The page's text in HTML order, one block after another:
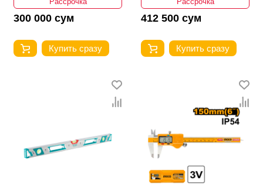
300 000 сум
Купить сразу
412 500 сум
Купить сразу